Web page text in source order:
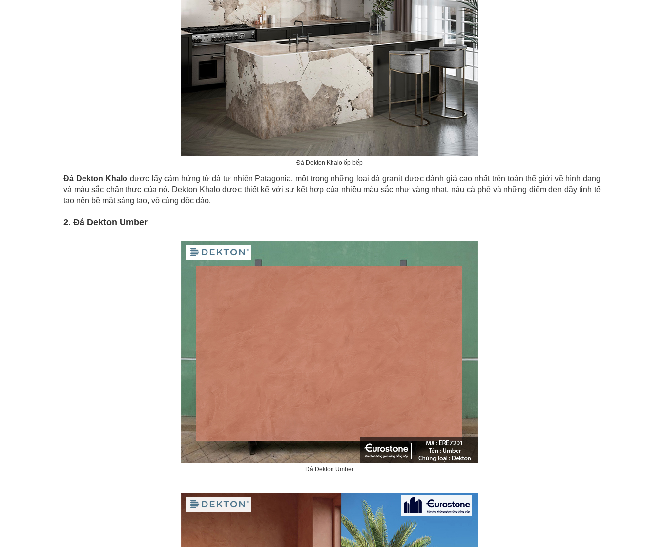
Đá Dekton Khalo ốp bếp
Đá Dekton Khalo được lấy cảm hứng từ đá tự nhiên Patagonia, một trong những loại đá granit được đánh giá cao nhất trên toàn thế giới về hình dạng
và màu sắc chân thực của nó. Dekton Khalo được thiết kế với sự kết hợp của nhiều màu sắc như vàng nhạt, nâu cà phê và những điểm đen đầy tinh tế
tạo nên bề mặt sáng tạo, vô cùng độc đáo.
2. Đá Dekton Umber
Đá Dekton Umber